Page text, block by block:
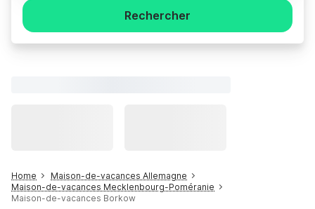
Rechercher
Home
Maison-de-vacances Allemagne
Maison-de-vacances Mecklenbourg-Poméranie
Maison-de-vacances Borkow